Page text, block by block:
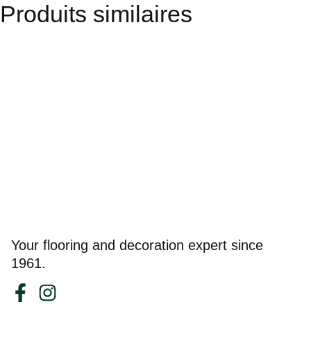
Produits similaires
Your flooring and decoration expert since
1961.